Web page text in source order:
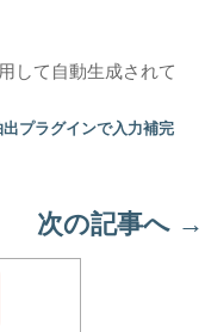
して自動生成されて
プラグインで入力補完
次の記事へ →